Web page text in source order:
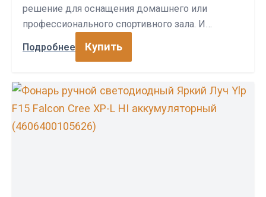
решение для оснащения домашнего или
профессионального спортивного зала. И…
Подробнее Купить